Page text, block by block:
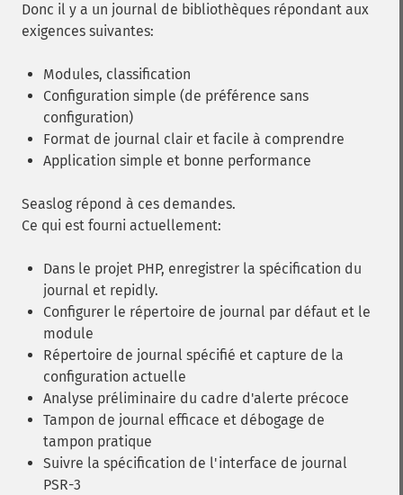
Donc il y a un journal de bibliothèques répondant aux
exigences suivantes:
Modules, classification
Configuration simple (de préférence sans
configuration)
Format de journal clair et facile à comprendre
Application simple et bonne performance
Seaslog répond à ces demandes.
Ce qui est fourni actuellement:
Dans le projet PHP, enregistrer la spécification du
journal et repidly.
Configurer le répertoire de journal par défaut et le
module
Répertoire de journal spécifié et capture de la
configuration actuelle
Analyse préliminaire du cadre d'alerte précoce
Tampon de journal efficace et débogage de
tampon pratique
Suivre la spécification de l'interface de journal
PSR-3